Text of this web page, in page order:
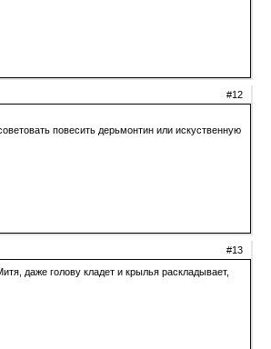
#12
повесить дерьмонтин или искуственную
#13
даже голову кладет и крылья раскладывает,